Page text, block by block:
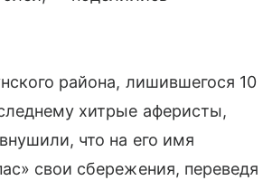
района, лишившегося 10
хитрые аферисты,
что на его имя
свои сбережения, переведя